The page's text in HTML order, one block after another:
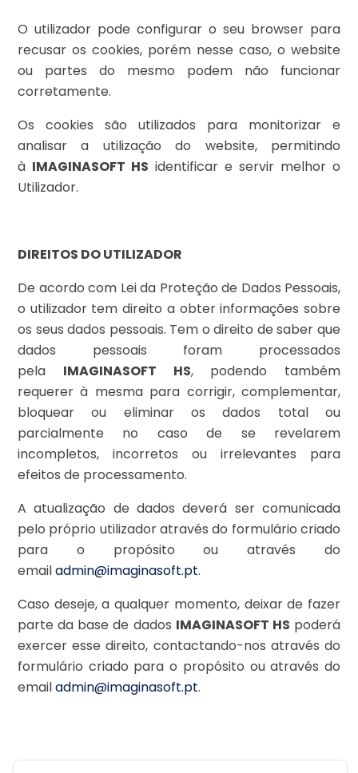
O utilizador pode configurar o seu browser para
recusar os cookies, porém nesse caso, o website
ou partes do mesmo podem não funcionar
corretamente.
Os cookies são utilizados para monitorizar e
analisar a utilização do website, permitindo
à IMAGINASOFT HS identificar e servir melhor o
Utilizador.
DIREITOS DO UTILIZADOR
De acordo com Lei da Proteção de Dados Pessoais,
o utilizador tem direito a obter informações sobre
os seus dados pessoais. Tem o direito de saber que
dados pessoais foram processados
pela IMAGINASOFT HS, podendo também
requerer à mesma para corrigir, complementar,
bloquear ou eliminar os dados total ou
parcialmente no caso de se revelarem
incompletos, incorretos ou irrelevantes para
efeitos de processamento.
A atualização de dados deverá ser comunicada
pelo próprio utilizador através do formulário criado
para o propósito ou através do
emailadmin@imaginasoft.pt.
Caso deseje, a qualquer momento, deixar de fazer
parte da base de dados IMAGINASOFT HS poderá
exercer esse direito, contactando-nos através do
formulário criado para o propósito ou através do
emailadmin@imaginasoft.pt.